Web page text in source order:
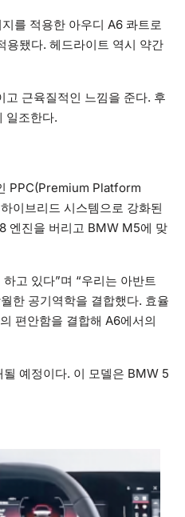
를 적용한 아우디 A6 콰트로
용됐다. 헤드라이트 역시 약간
근육질적인 느낌을 준다. 후
일조한다.
PPC(Premium Platform
이브리드 시스템으로 강화된
엔진을 버리고 BMW M5에 맞
고 있다”며 “우리는 아반트
한 공기역학을 결합했다. 효율
편안함을 결합해 A6에서의
예정이다. 이 모델은 BMW 5